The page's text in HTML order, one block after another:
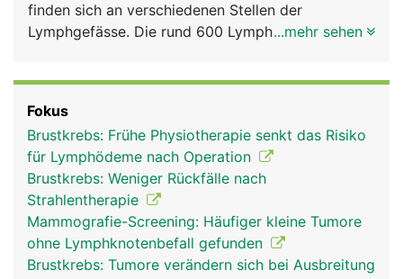
Ratgeber
finden sich an verschiedenen Stellen der
Lymphgefässe. Die rund 600 Lymphknoten des
bohnenförmiges Aussehen und sind normalerweise
nur wenige Millimeter gross. Die Lymphknoten
fangen die in der Lymphe mitgeschleppten
Fremdkörper und Krankheitserreger ab und
machen sie unschädlich. Einige Stoffe (z.B.
Glasstaub, Kohle, Farbstoffe) werden teilweise
auch in den Lymphknoten eingelagert, wenn sie
der Körper nicht ausscheiden kann. In den
...mehr sehen
Fokus
Brustkrebs: Frühe Physiotherapie senkt das Risiko
für Lymphödeme nach Operation
Brustkrebs: Weniger Rückfälle nach
Strahlentherapie
Mammografie-Screening: Häufiger kleine Tumore
ohne Lymphknotenbefall gefunden
Brustkrebs: Tumore verändern sich bei Ausbreitung